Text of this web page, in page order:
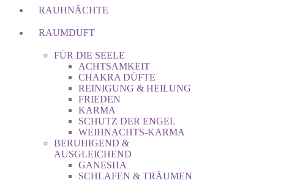
RAUHNÄCHTE
RAUMDUFT
FÜR DIE SEELE
ACHTSAMKEIT
CHAKRA DÜFTE
REINIGUNG & HEILUNG
FRIEDEN
KARMA
SCHUTZ DER ENGEL
WEIHNACHTS-KARMA
BERUHIGEND &
AUSGLEICHEND
GANESHA
SCHLAFEN & TRÄUMEN